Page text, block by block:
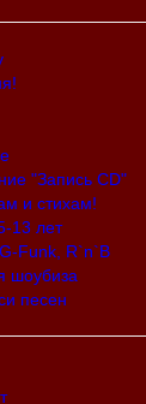
"Запись CD"
и стихам!
13 лет
Funk, R`n`B
шоубиза
песен